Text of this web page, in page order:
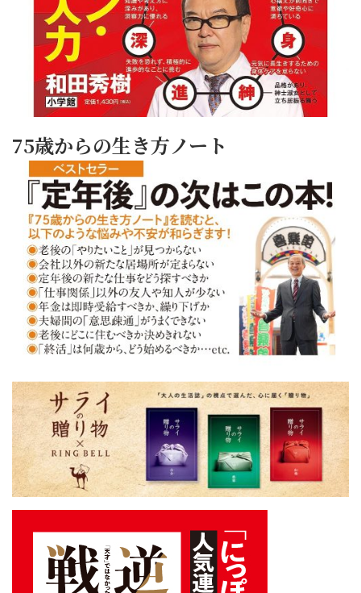
75歳からの生き方ノート